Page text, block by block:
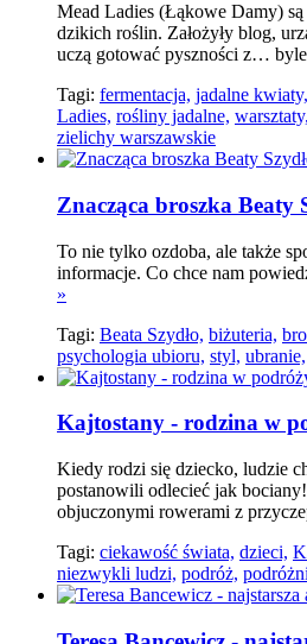
Mead Ladies (Łąkowe Damy)
dzikich roślin. Założyły blog,
uczą gotować pyszności z…
Tagi: fermentacja, jadalne kwiaty,
Ladies, rośliny jadalne, warsztaty,
zielichy warszawskie
Znacząca broszka Beaty
To nie tylko ozdoba, ale także
informacje. Co chce nam
»
Tagi: Beata Szydło, biżuteria,
psychologia ubioru, styl, ubranie,
Kajtostany - rodzina w
Kiedy rodzi się dziecko, ludzie
postanowili odlecieć jak
objuczonymi rowerami z
Tagi: ciekawość świata, dzieci,
niezwykli ludzi, podróż,